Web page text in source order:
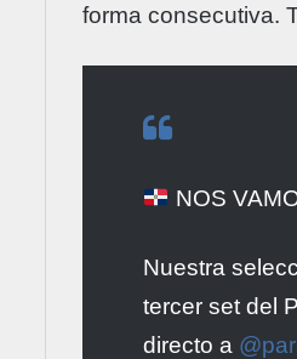
forma consecutiva.
NOS
Nuestra
tercer set del
directo a